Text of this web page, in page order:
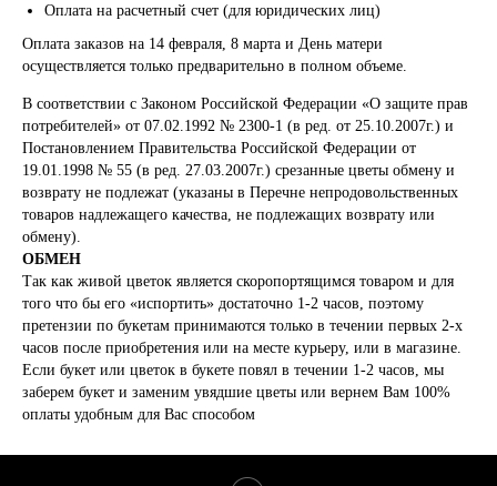
Оплата на расчетный счет (для юридических лиц)
Оплата заказов на 14 февраля, 8 марта и День матери
осуществляется только предварительно в полном объеме.
В соответствии с Законом Российской Федерации «О защите прав
потребителей» от 07.02.1992 № 2300-1 (в ред. от 25.10.2007г.) и
Постановлением Правительства Российской Федерации от
19.01.1998 № 55 (в ред. 27.03.2007г.) срезанные цветы обмену и
возврату не подлежат (указаны в Перечне непродовольственных
товаров надлежащего качества, не подлежащих возврату или
обмену).
ОБМЕН
Так как живой цветок является скоропортящимся товаром и для
того что бы его «испортить» достаточно 1-2 часов, поэтому
претензии по букетам принимаются только в течении первых 2-х
часов после приобретения или на месте курьеру, или в магазине.
Если букет или цветок в букете повял в течении 1-2 часов, мы
заберем букет и заменим увядшие цветы или вернем Вам 100%
оплаты удобным для Вас способом